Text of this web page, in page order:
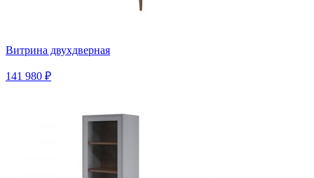
Витрина двухдверная
141 980 ₽